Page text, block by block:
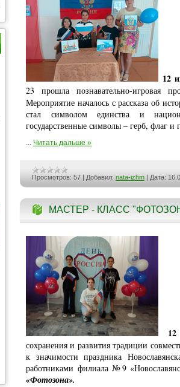
12
23 прошла познавательно-игровая
Мероприятие началось с рассказа об
стал символом единства и
государственные символы – герб, флаг
... Читать дальше »
Просмотров: 57 Добавил: nata-izhm Дата:
МАСТЕР - КЛАСС
12
сохранения и развития традиции
к значимости праздника
работниками филиала №9
«Фотозона».